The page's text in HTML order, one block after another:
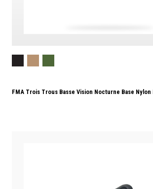
FMA Trois Trous Basse Vision Nocturne Base Nylon